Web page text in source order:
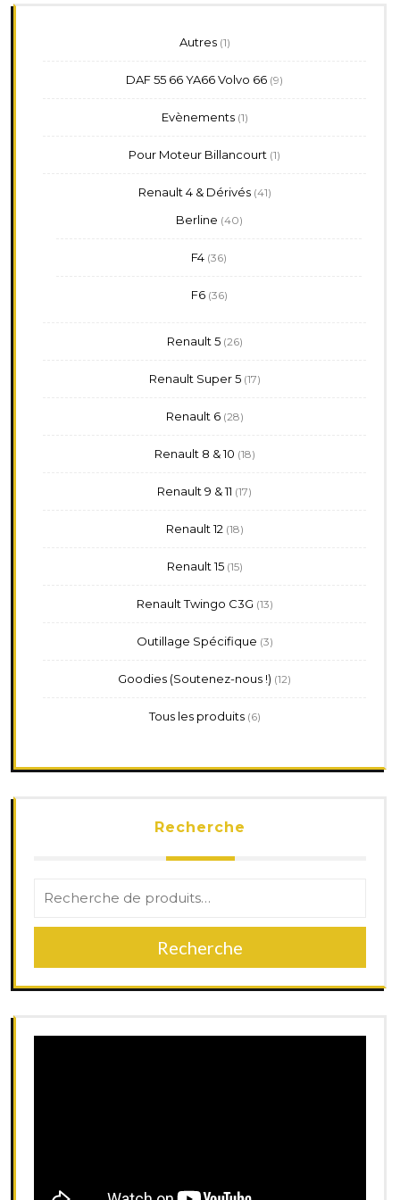
Autres 11
DAF 55 66 YA66 Volvo 66 99
Evènements 11
Pour Moteur Billancourt 11
Renault 4 & Dérivés 4141
Berline 4040
F4 3636
F6 3636
Renault 5 2626
Renault Super 5 1717
Renault 6 2828
Renault 8 & 10 1818
Renault 9 & 11 1717
Renault 12 1818
Renault 15 1515
Renault Twingo C3G 1313
Outillage Spécifique 33
Goodies (Soutenez-nous !) 1212
Tous les produits 66
Recherche
Recherche